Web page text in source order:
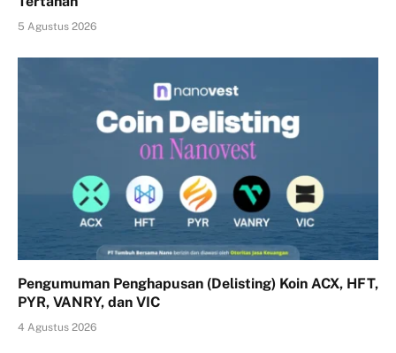
5 Agustus 2026
Pengumuman Penghapusan (Delisting) Koin ACX, HFT,
PYR, VANRY, dan VIC
4 Agustus 2026